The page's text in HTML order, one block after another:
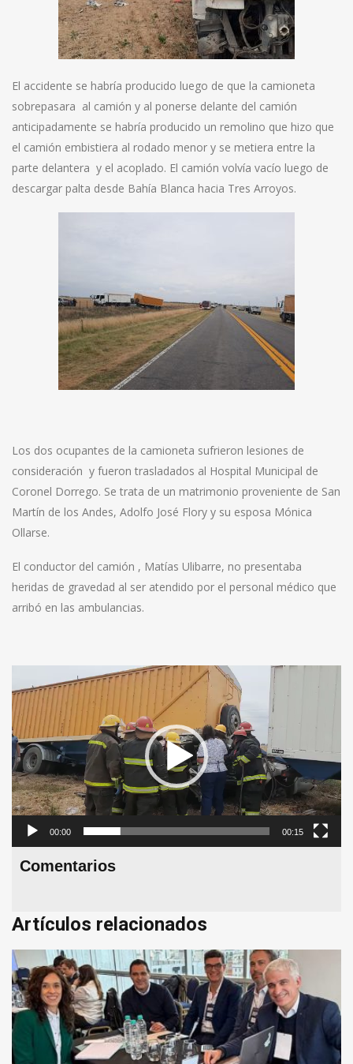
El accidente se habría producido luego de que la camioneta
sobrepasara al camión y al ponerse delante del camión
anticipadamente se habría producido un remolino que hizo que
el camión embistiera al rodado menor y se metiera entre la
parte delantera y el acoplado. El camión volvía vacío luego de
descargar palta desde Bahía Blanca hacia Tres Arroyos.
Los dos ocupantes de la camioneta sufrieron lesiones de
consideración y fueron trasladados al Hospital Municipal de
Coronel Dorrego. Se trata de un matrimonio proveniente de San
Martín de los Andes, Adolfo José Flory y su esposa Mónica
Ollarse.
El conductor del camión , Matías Ulibarre, no presentaba
heridas de gravedad al ser atendido por el personal médico que
arribó en las ambulancias.
de
vídeo
00:00 00:15
Comentarios
Artículos relacionados